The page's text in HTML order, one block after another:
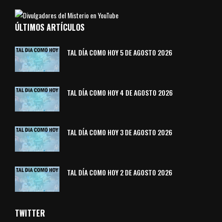
ÚLTIMOS ARTÍCULOS
TAL DÍA COMO HOY 5 DE AGOSTO 2026
TAL DÍA COMO HOY 4 DE AGOSTO 2026
TAL DÍA COMO HOY 3 DE AGOSTO 2026
TAL DÍA COMO HOY 2 DE AGOSTO 2026
TWITTER